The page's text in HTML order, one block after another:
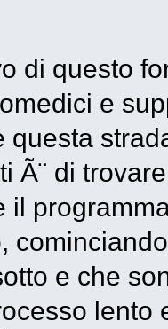
di questo
e
questa
Ã¨ di
il
e che